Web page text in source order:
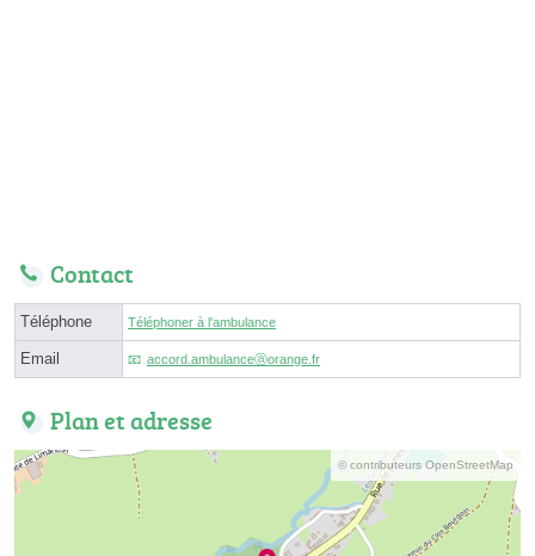
Contact
Téléphone Téléphoner à l'ambulance
Email accord.ambulanceⓐorange.fr
Plan et adresse
© contributeurs OpenStreetMap